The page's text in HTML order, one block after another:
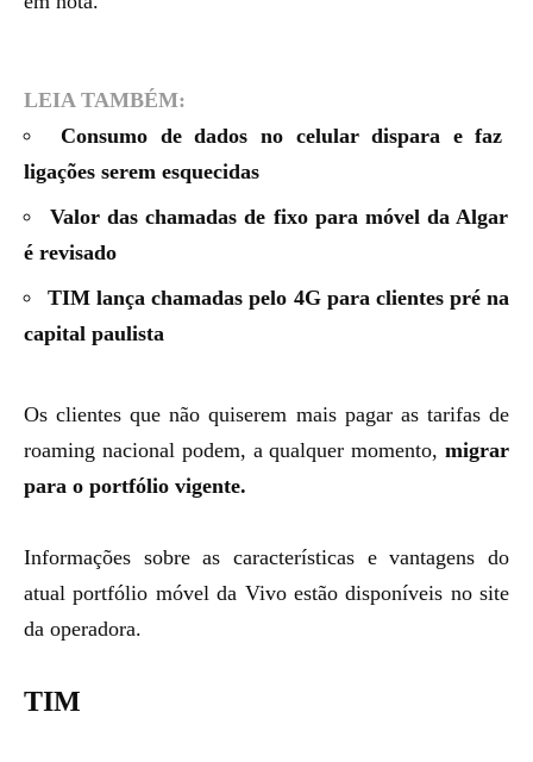
LEIA TAMBÉM:
Consumo de dados no celular dispara e faz
ligações serem esquecidas
Valor das chamadas de fixo para móvel da Algar
é revisado
TIM lança chamadas pelo 4G para clientes pré na
capital paulista
Os clientes que não quiserem mais pagar as tarifas de
roaming nacional podem, a qualquer momento, migrar
para o portfólio vigente.
Informações sobre as características e vantagens do
atual portfólio móvel da Vivo estão disponíveis no site
da operadora.
TIM